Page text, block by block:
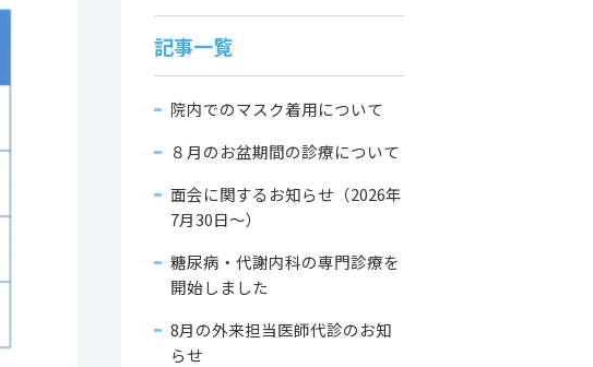
記事一覧
院内でのマスク着用について
８月のお盆期間の診療について
面会に関するお知らせ（2026年
7月30日〜）
糖尿病・代謝内科の専門診療を
開始しました
8月の外来担当医師代診のお知
らせ